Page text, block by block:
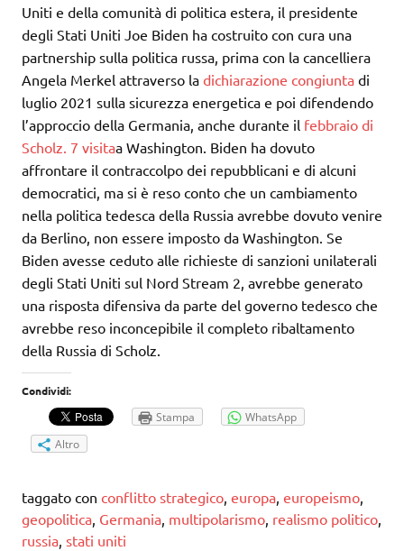
Uniti e della comunità di politica estera, il presidente
degli Stati Uniti Joe Biden ha costruito con cura una
partnership sulla politica russa, prima con la cancelliera
Angela Merkel attraverso la dichiarazione congiunta di
luglio 2021 sulla sicurezza energetica e poi difendendo
l’approccio della Germania, anche durante il febbraio di
Scholz. 7 visitaa Washington. Biden ha dovuto
affrontare il contraccolpo dei repubblicani e di alcuni
democratici, ma si è reso conto che un cambiamento
nella politica tedesca della Russia avrebbe dovuto venire
da Berlino, non essere imposto da Washington. Se
Biden avesse ceduto alle richieste di sanzioni unilaterali
degli Stati Uniti sul Nord Stream 2, avrebbe generato
una risposta difensiva da parte del governo tedesco che
avrebbe reso inconcepibile il completo ribaltamento
della Russia di Scholz.
Condividi:
Stampa
WhatsApp
Altro
taggato con conflitto strategico, europa, europeismo,
geopolitica, Germania, multipolarismo, realismo politico,
russia, stati uniti